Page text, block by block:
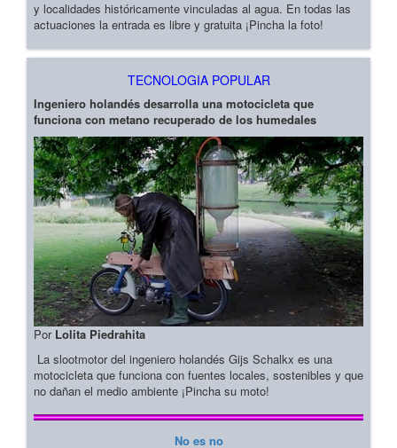
y localidades históricamente vinculadas al agua. En todas las
actuaciones la entrada es libre y gratuita ¡Pincha la foto!
TECNOLOGIA POPULAR
Ingeniero holandés desarrolla una motocicleta que
funciona con metano recuperado de los humedales
Por Lolita Piedrahita
La slootmotor del ingeniero holandés Gijs Schalkx es una
motocicleta que funciona con fuentes locales, sostenibles y que
no dañan el medio ambiente ¡Pincha su moto!
No es no